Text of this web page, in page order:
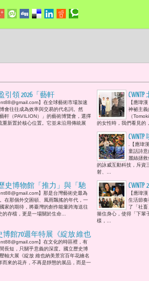
盈引領 2026「藝軒
）」藝博會--「停頓，才是當
發生的地方。」王應傑及胡
、陸潔民、盧佳慧、李祐
】在全球藝術市場加速
會往往成為效率與交易的代名詞。然
軒（PAVILION）」的藝術博覽會，選擇
新置於核心位置。它並未沿用傳統展
來友
的「
擇。
始。
【應瑋
神祕主
（
的女性時，我們看見的
身 《
著一
想的
.【應瑋
童話詩
麗絲拯
的詠威互動科技，斥資
射、...
歷史博物館「推力」與「馳
藝術的國際與當代靈魂 胡
6幅常玉真跡及好友漢諾
陳列作品 笑稱今日觀展
】那是台灣藝術史最為
在那個外交困頓、風雨飄搖的年代，一
家的期待，將臺灣的創作能量跨海送往
的存檔，更是一場關於生命...
輩子
領軍
奇波圖
【應瑋
生活節
了「社
箍住身心，使得「下輩
樣，...
史博館70週年特展《綻放 維也
花繪名作展》: 3. 名媛胡寶
藝術與生活，是在《綻
瞬間，也學會了去看見他
】在文化的時區裡，有
長短，只關乎意義的深度。國立歷史博
軸大展《綻放 維也納美景宮百年花繪名
而來的花卉，不再是靜態的展品，而是一